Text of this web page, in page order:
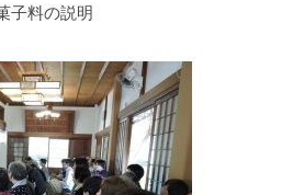
子料の説明